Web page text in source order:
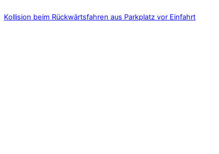
Kollision beim Rückwärtsfahren aus Parkplatz vor Einfahrt